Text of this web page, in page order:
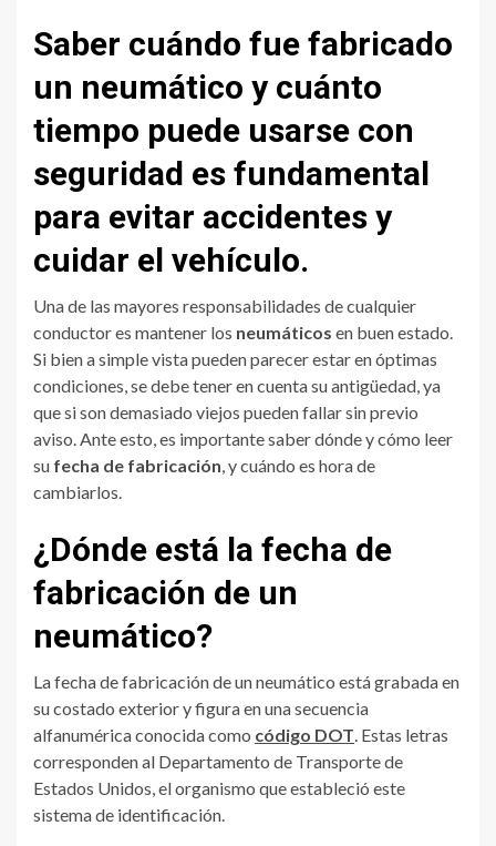
Saber cuándo fue fabricado
un neumático y cuánto
tiempo puede usarse con
seguridad es fundamental
para evitar accidentes y
cuidar el vehículo.
Una de las mayores responsabilidades de cualquier
conductor es mantener los neumáticos en buen estado.
Si bien a simple vista pueden parecer estar en óptimas
condiciones, se debe tener en cuenta su antigüedad, ya
que si son demasiado viejos pueden fallar sin previo
aviso. Ante esto, es importante saber dónde y cómo leer
su fecha de fabricación, y cuándo es hora de
cambiarlos.
¿Dónde está la fecha de
fabricación de un
neumático?
La fecha de fabricación de un neumático está grabada en
su costado exterior y figura en una secuencia
alfanumérica conocida como código DOT. Estas letras
corresponden al Departamento de Transporte de
Estados Unidos, el organismo que estableció este
sistema de identificación.